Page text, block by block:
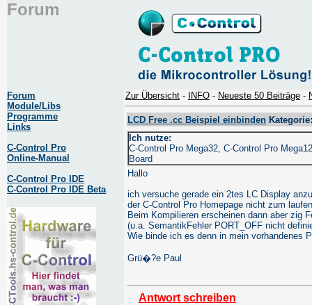
Forum
Forum
Module/Libs
Programme
Links
C-Control Pro
Online-Manual
C-Control Pro IDE
C-Control Pro IDE Beta
Zur Übersicht - INFO - Neueste 50 Beiträge -
LCD Free .cc Beispiel einbinden
Ich nutze:
C-Control Pro Mega32, C-Control Pro
Board
Hallo
ich versuche gerade ein 2tes LC Display
der C-Control Pro Homepage nicht zum
Beim Kompilieren erscheinen dann aber zig
(u.a. SemantikFehler PORT_OFF nicht
Wie binde ich es denn in mein vorhandenes
Grü�?e Paul
Antwort schreiben